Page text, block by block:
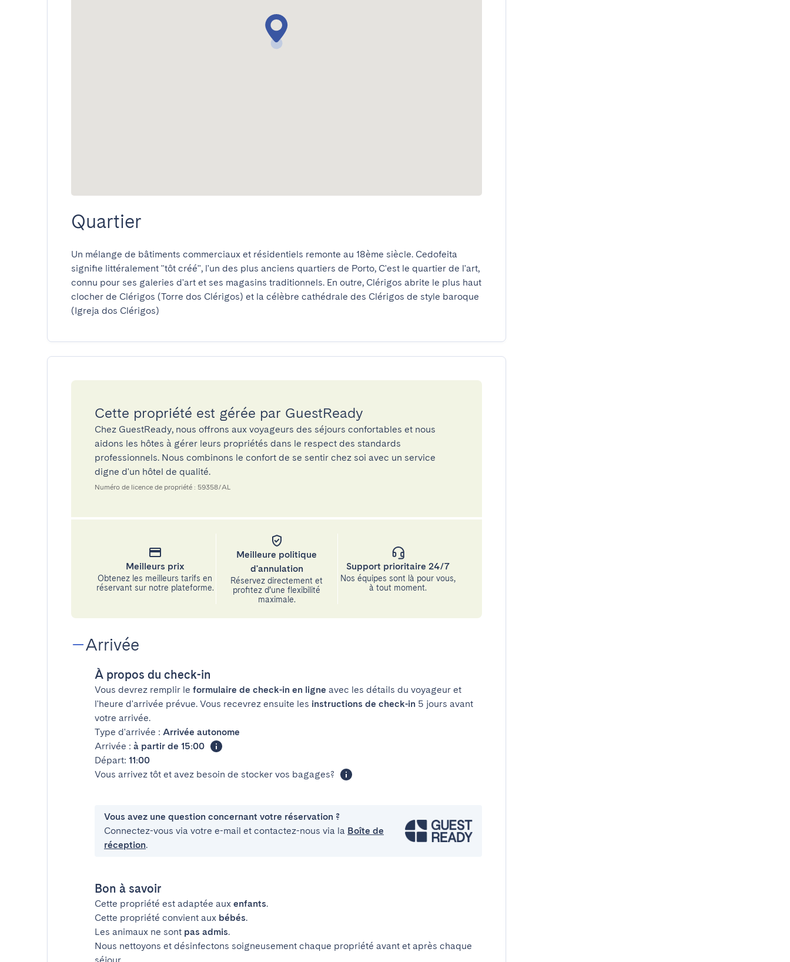
Quartier
Un mélange de bâtiments commerciaux et résidentiels remonte au 18ème siècle. Cedofeita
signifie littéralement "tôt créé", l'un des plus anciens quartiers de Porto, C'est le quartier de l'art,
connu pour ses galeries d'art et ses magasins traditionnels. En outre, Clérigos abrite le plus haut
clocher de Clérigos (Torre dos Clérigos) et la célèbre cathédrale des Clérigos de style baroque
(Igreja dos Clérigos)
Cette propriété est gérée par GuestReady
Chez GuestReady, nous offrons aux voyageurs des séjours confortables et nous
aidons les hôtes à gérer leurs propriétés dans le respect des standards
professionnels. Nous combinons le confort de se sentir chez soi avec un service
digne d'un hôtel de qualité.
Numéro de licence de propriété : 59358/AL
Meilleurs prix
Obtenez les meilleurs tarifs en
réservant sur notre plateforme.
Meilleure politique
d'annulation
Réservez directement et
profitez d’une flexibilité
maximale.
Support prioritaire 24/7
Nos équipes sont là pour vous,
à tout moment.
Arrivée
À propos du check-in
Vous devrez remplir le formulaire de check-in en ligne avec les détails du voyageur et
l'heure d'arrivée prévue. Vous recevrez ensuite les instructions de check-in 5 jours avant
votre arrivée.
Type d'arrivée : Arrivée autonome
Arrivée : à partir de 15:00
Départ: 11:00
Vous arrivez tôt et avez besoin de stocker vos bagages?
Vous avez une question concernant votre réservation ?
Connectez-vous via votre e-mail et contactez-nous via la Boîte de
réception.
Bon à savoir
Cette propriété est adaptée aux enfants.
Cette propriété convient aux bébés.
Les animaux ne sont pas admis.
Nous nettoyons et désinfectons soigneusement chaque propriété avant et après chaque